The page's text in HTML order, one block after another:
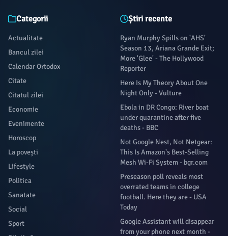
Categorii
Actualitate
Bancul zilei
Calendar Ortodox
Citate
Citatul zilei
Economie
Evenimente
Horoscop
La povești
Lifestyle
Politica
Sanatate
Social
Sport
Știri recente
Ryan Murphy Spills on 'AHS'
Season 13, Ariana Grande Exit;
More 'Glee' - The Hollywood
Reporter
Here Is My Theory About One
Night Only - Vulture
Ebola in DR Congo: River boat
under quarantine after five
deaths - BBC
Not Google Nest, Not Netgear:
This Is Amazon's Best-Selling
Mesh Wi-Fi System - bgr.com
Preseason poll reveals most
overrated teams in college
football. Here they are - USA
Today
Google Assistant will disappear
from your phone next month -